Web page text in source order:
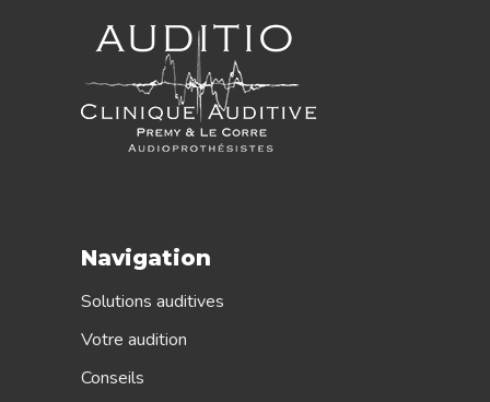
Navigation
Solutions auditives
Votre audition
Conseils